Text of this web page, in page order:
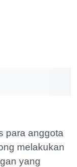
para anggota
melakukan
yang